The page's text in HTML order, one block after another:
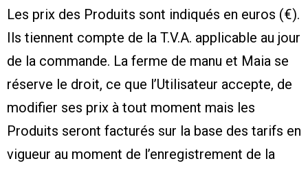
Les prix des Produits sont indiqués en euros (€).
Ils tiennent compte de la T.V.A. applicable au jour
de la commande. La ferme de manu et Maia se
réserve le droit, ce que l’Utilisateur accepte, de
modifier ses prix à tout moment mais les
Produits seront facturés sur la base des tarifs en
vigueur au moment de l’enregistrement de la